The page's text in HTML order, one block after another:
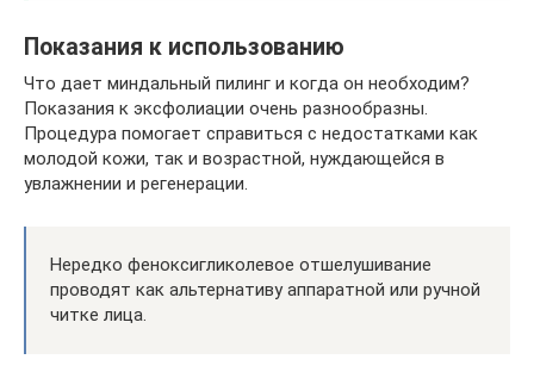
Показания к использованию
Что дает миндальный пилинг и когда он необходим?
Показания к эксфолиации очень разнообразны.
Процедура помогает справиться с недостатками как
молодой кожи, так и возрастной, нуждающейся в
увлажнении и регенерации.
Нередко феноксигликолевое отшелушивание
проводят как альтернативу аппаратной или ручной
читке лица.